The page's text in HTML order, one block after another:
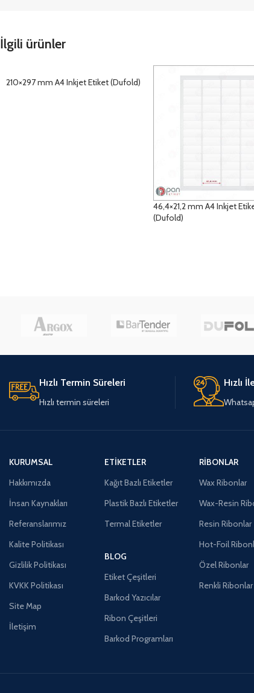
İlgili ürünler
210×297 mm A4 Inkjet Etiket (Dufold)
46,4×21,2 mm A4 Inkjet
(Dufold)
Hızlı Termin Süreleri
Hızlı termin süreleri
Hızlı
KURUMSAL
Hakkımızda
İnsan Kaynakları
Referanslarımız
Kalite Politikası
Gizlilik Politikası
KVKK Politikası
Site Map
İletişim
ETIKETLER
Kağıt Bazlı Etiketler
Plastik Bazlı Etiketler
Termal Etiketler
BLOG
Etiket Çeşitleri
Barkod Yazıcılar
Ribon Çeşitleri
Barkod Programları
RIBONLAR
Wax Ribonlar
Wax-Resin
Resin Ribonlar
Hot-Foil
Özel Ribonlar
Renkli Ribonlar